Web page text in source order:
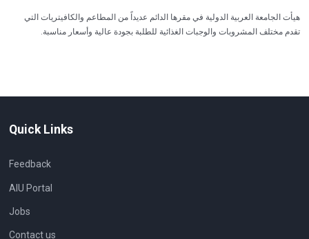
هيأت الجامعة العربية الدولية في مقرها الدائم عديداً من المطاعم والكافيتريات التي
تقدم مختلف المشروبات والوجبات الغذائية للطلبة بجودة عالية وأسعار مناسبة.
Quick Links
Feedback
AIU Portal
Jobs
Contact us